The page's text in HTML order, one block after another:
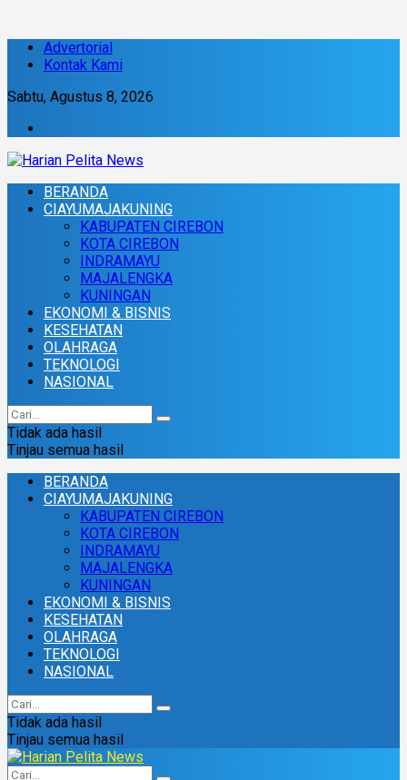
Advertorial
Kontak Kami
Sabtu, Agustus 8, 2026
BERANDA
CIAYUMAJAKUNING
KABUPATEN CIREBON
KOTA CIREBON
INDRAMAYU
MAJALENGKA
KUNINGAN
EKONOMI & BISNIS
KESEHATAN
OLAHRAGA
TEKNOLOGI
NASIONAL
Tidak ada hasil
Tinjau semua hasil
BERANDA
CIAYUMAJAKUNING
KABUPATEN CIREBON
KOTA CIREBON
INDRAMAYU
MAJALENGKA
KUNINGAN
EKONOMI & BISNIS
KESEHATAN
OLAHRAGA
TEKNOLOGI
NASIONAL
Tidak ada hasil
Tinjau semua hasil